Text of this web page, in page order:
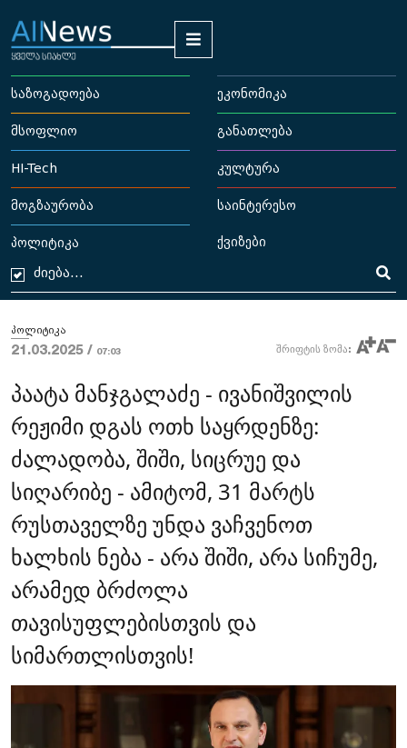
საზოგადოება ეკონომიკა
მსოფლიო განათლება
HI-Tech კულტურა
მოგზაურობა საინტერესო
პოლიტიკა ქვიზები
პოლიტიკა
21.03.2025 / 07:03 შრიფტის ზომა:
პაატა მანჯგალაძე - ივანიშვილის
რეჟიმი დგას ოთხ საყრდენზე:
ძალადობა, შიში, სიცრუე და
სიღარიბე - ამიტომ, 31 მარტს
რუსთაველზე უნდა ვაჩვენოთ
ხალხის ნება - არა შიში, არა სიჩუმე,
არამედ ბრძოლა
თავისუფლებისთვის და
სიმართლისთვის!